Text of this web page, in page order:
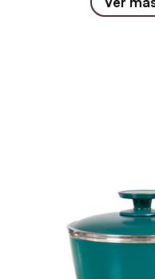
SIN PRECALENTADO
Vapor
SIN PRECALENTADO